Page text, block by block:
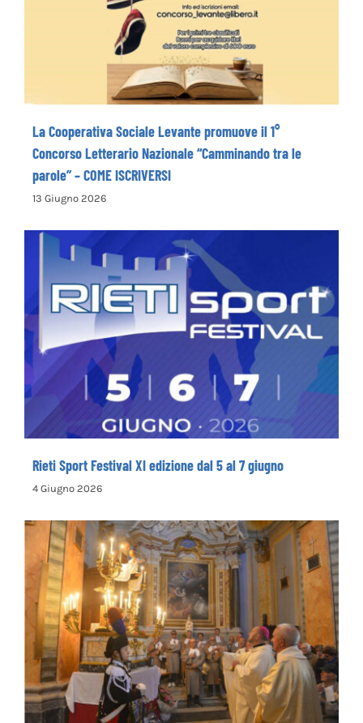
“Camminando tra le parole” – COME
ISCRIVERSI
La Cooperativa Sociale Levante promuove il 1°
Concorso Letterario Nazionale “Camminando tra le
parole” – COME ISCRIVERSI
13 Giugno 2026
Rieti Sport Festival XI edizione dal 5 al 7
Rieti Sport Festival XI edizione dal 5 al 7 giugno
4 Giugno 2026
Rinnovata la devozione in onore del primo
santo cappuccino san Felice da Cantalice